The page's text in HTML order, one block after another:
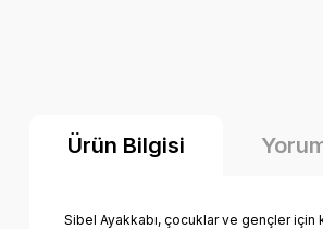
Ürün Bilgisi
Sibel Ayakkabı, çocuklar ve gençler için